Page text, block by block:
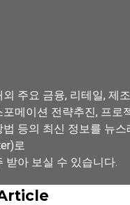
외 주요 금융, 리테일, 제
포메이션 전략추진, 프로
법 등의 최신 정보를 뉴
로
받아 보실 수 있습니다.